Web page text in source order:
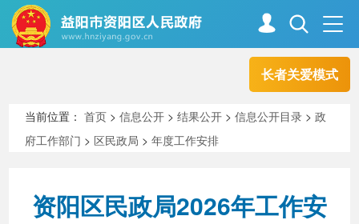
长者关爱模式
走进资阳
当前位置：首页 >信息公开 >结果公开 >信息公开目录 >政
府工作部门 > 区民政局 >年度工作安排
资阳区民政局2026年工作安